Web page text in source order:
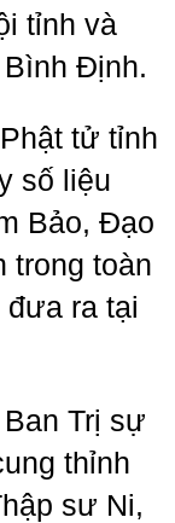
tỉnh và
Định.
tử tỉnh
số liệu
Bảo, Đạo
trong toàn
ra tại
Trị sự
thỉnh
sư Ni,